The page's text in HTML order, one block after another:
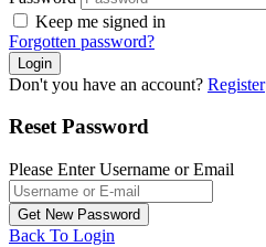
Keep me signed in
Forgotten password?
Don't you have an account? Register
Reset Password
Please Enter Username or Email
Back To Login